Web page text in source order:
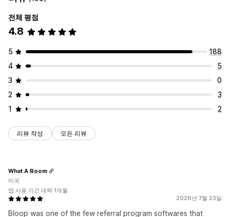
전체 평점
4.8
5
188
4
5
3
0
2
3
1
2
리뷰 작성 모든 리뷰
2026년 7월 23일
Bloop was one of the few referral program softwares that
What A Room
미국
앱 사용 기간 대략 1개월